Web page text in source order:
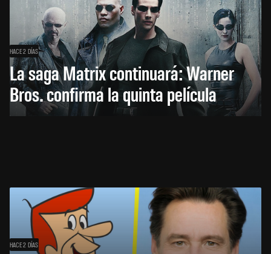
HACE 2 DÍAS
La saga Matrix continuará: Warner
Bros. confirma la quinta película
HACE 2 DÍAS